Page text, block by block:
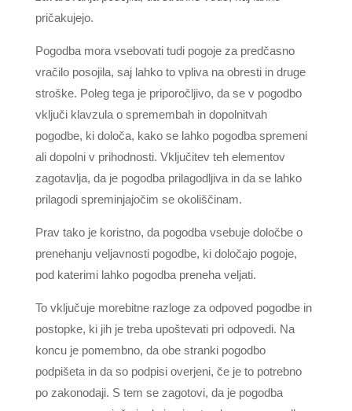
pričakujejo.
Pogodba mora vsebovati tudi pogoje za predčasno
vračilo posojila, saj lahko to vpliva na obresti in druge
stroške. Poleg tega je priporočljivo, da se v pogodbo
vključi klavzula o spremembah in dopolnitvah
pogodbe, ki določa, kako se lahko pogodba spremeni
ali dopolni v prihodnosti. Vključitev teh elementov
zagotavlja, da je pogodba prilagodljiva in da se lahko
prilagodi spreminjajočim se okoliščinam.
Prav tako je koristno, da pogodba vsebuje določbe o
prenehanju veljavnosti pogodbe, ki določajo pogoje,
pod katerimi lahko pogodba preneha veljati.
To vključuje morebitne razloge za odpoved pogodbe in
postopke, ki jih je treba upoštevati pri odpovedi. Na
koncu je pomembno, da obe stranki pogodbo
podpišeta in da so podpisi overjeni, če je to potrebno
po zakonodaji. S tem se zagotovi, da je pogodba